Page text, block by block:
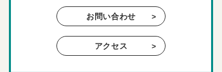
お問い合わせ
アクセス